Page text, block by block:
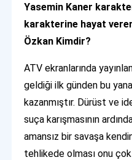
Yasemin Kaner
karakterine hayat
Özkan Kimdir?
ATV ekranlarında
geldiği ilk günden bu
kazanmıştır. Dürüst ve
suça karışmasının
amansız bir savaşa
tehlikede olması onu